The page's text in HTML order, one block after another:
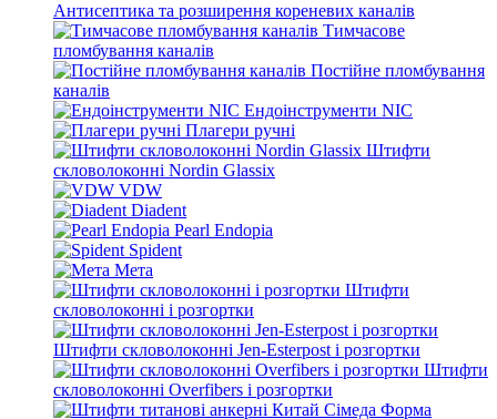
Антисептика та розширення кореневих каналів
Тимчасове
пломбування каналів
Постійне пломбування
каналів
Ендоінструменти NIC
Плагери ручні
Штифти
скловолоконні Nordin Glassix
VDW
Diadent
Pearl Endopia
Spident
Мета
Штифти
скловолоконні і розгортки
Штифти скловолоконні Jen-Esterpost і розгортки
Штифти
скловолоконні Overfibers і розгортки